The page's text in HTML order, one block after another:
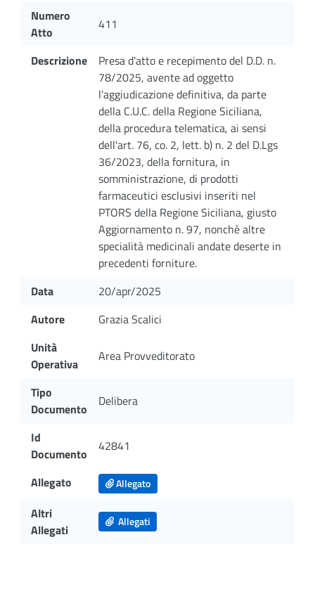
Numero
Atto
411
Descrizione
Presa d'atto e recepimento del D.D. n.
78/2025, avente ad oggetto
l'aggiudicazione definitiva, da parte
della C.U.C. della Regione Siciliana,
della procedura telematica, ai sensi
dell'art. 76, co. 2, lett. b) n. 2 del D.Lgs
36/2023, della fornitura, in
somministrazione, di prodotti
farmaceutici esclusivi inseriti nel
PTORS della Regione Siciliana, giusto
Aggiornamento n. 97, nonchè altre
specialità medicinali andate deserte in
precedenti forniture.
Data
20/apr/2025
Autore
Grazia Scalici
Unità
Operativa
Area Provveditorato
Tipo
Documento
Delibera
Id
Documento
42841
Allegato Allegato
Altri
Allegati
Allegati